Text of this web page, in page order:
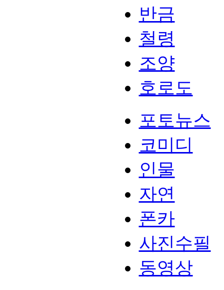
반금
철령
조양
호로도
포토뉴스
코미디
인물
자연
폰카
사진수필
동영상